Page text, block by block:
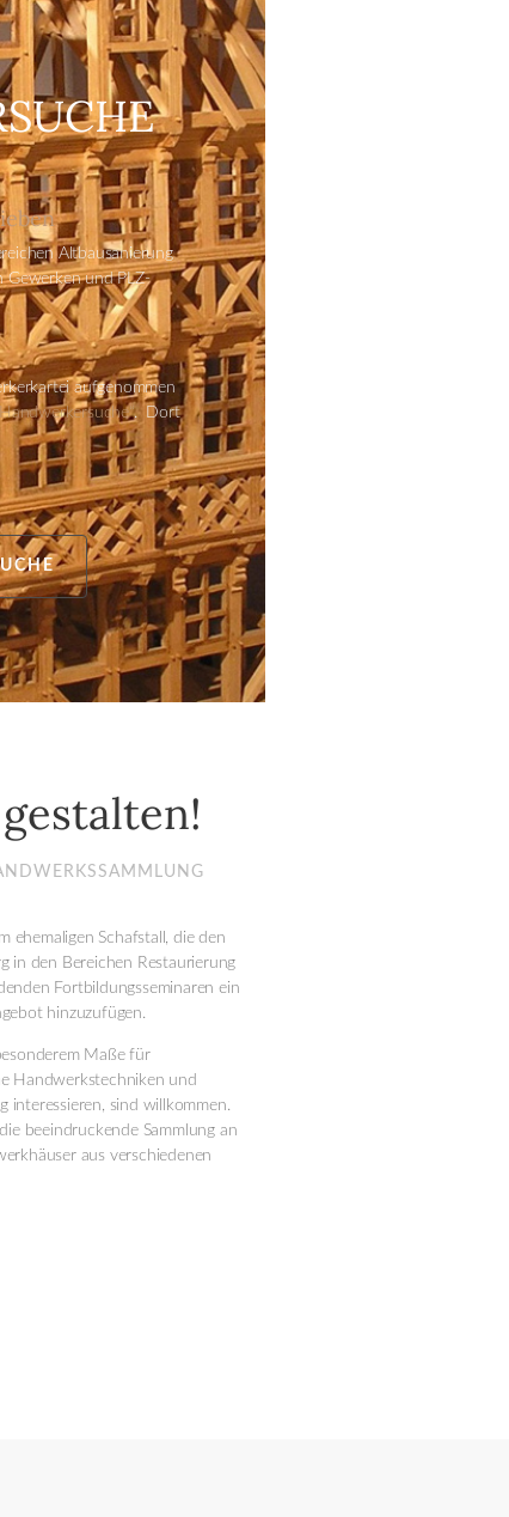
Altbausanierung
Gewerken und PLZ-
aufgenommen
. Dort
ehemaligen Schafstall, die den
in den Bereichen Restaurierung
Fortbildungsseminaren ein
hinzuzufügen.
Maße für
Handwerkstechniken und
interessieren, sind willkommen.
beeindruckende Sammlung an
aus verschiedenen